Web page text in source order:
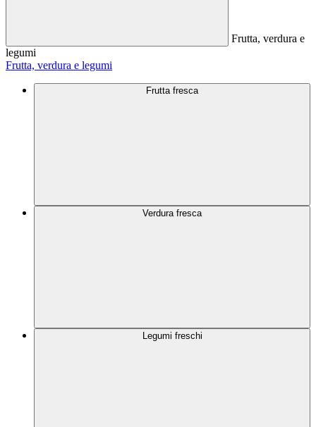
Frutta, verdura e
legumi
Frutta, verdura e legumi
Frutta fresca
Verdura fresca
Legumi freschi